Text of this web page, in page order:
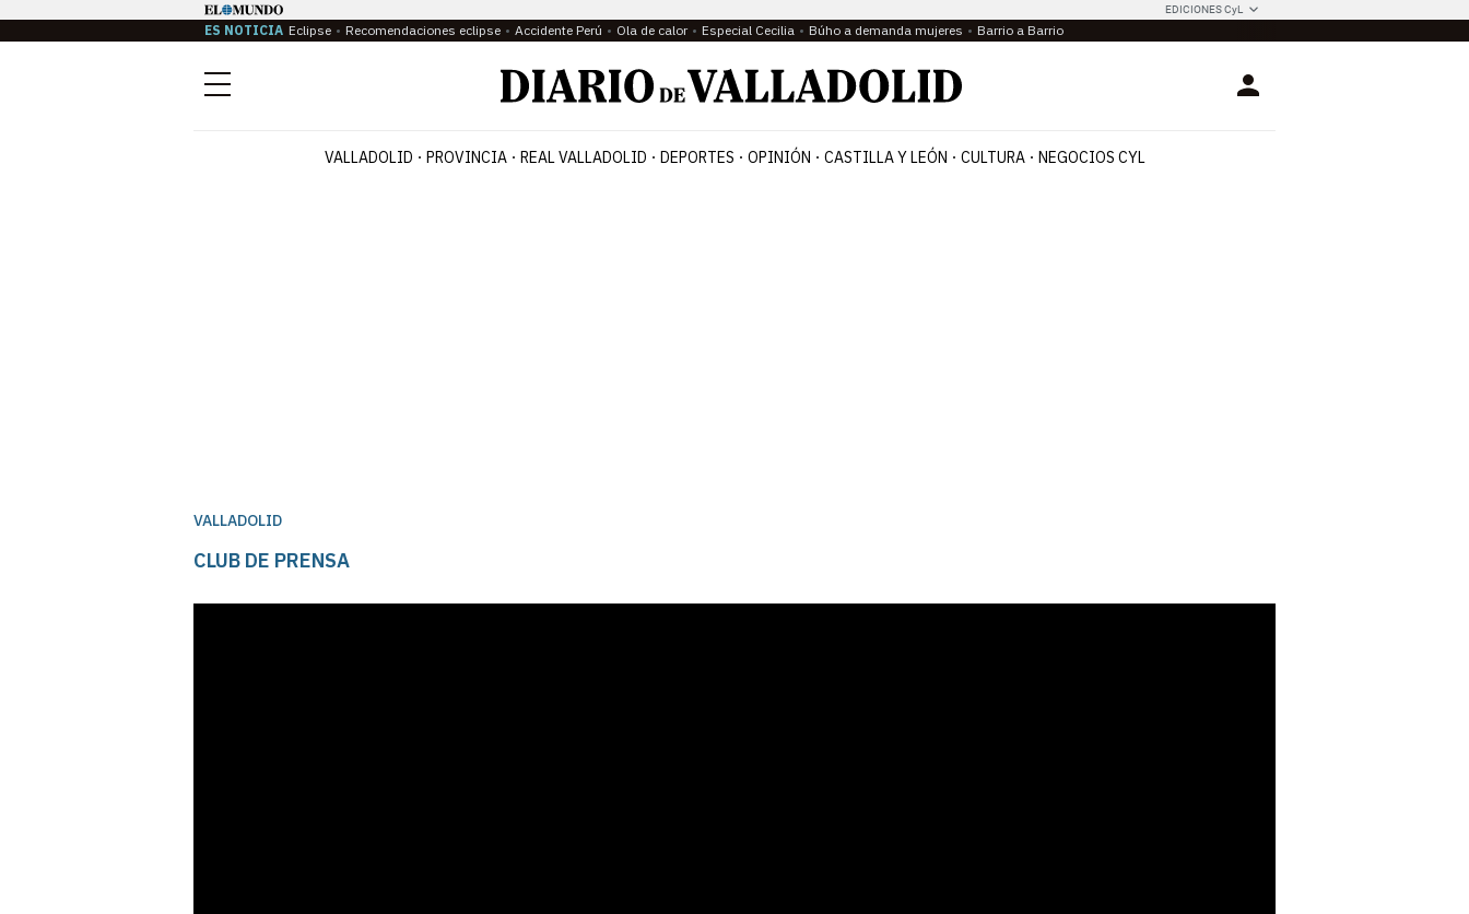
EDICIONES CyL
ES NOTICIA Eclipse Recomendaciones eclipse Accidente Perú Ola de calor Especial Cecilia Búho a demanda mujeres Barrio a Barrio
Menú Login
VALLADOLID PROVINCIA REAL VALLADOLID DEPORTES OPINIÓN CASTILLA Y LEÓN CULTURA NEGOCIOS CYL
VALLADOLID
CLUB DE PRENSA